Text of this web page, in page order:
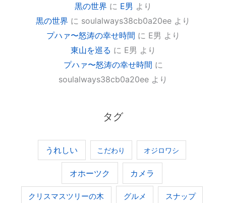
黒の世界 に E男 より
黒の世界 に soulalways38cb0a20ee より
プハァ〜怒涛の幸せ時間 に E男 より
東山を巡る に E男 より
プハァ〜怒涛の幸せ時間 に
soulalways38cb0a20ee より
タグ
うれしい こだわり オジロワシ
オホーツク カメラ
クリスマスツリーの木 グルメ スナップ